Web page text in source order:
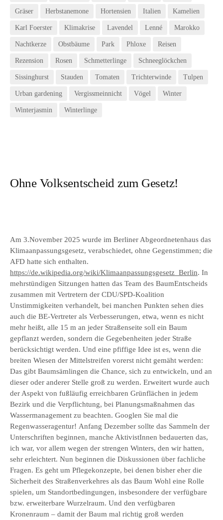
Gräser Herbstanemone Hortensien Italien Kamelien
Karl Foerster Klimakrise Lavendel Lenné Marokko
Nachtkerze Obstbäume Park Phloxe Reisen
Rezension Rosen Schmetterlinge Schneeglöckchen
Sissinghurst Stauden Tomaten Trichterwinde Tulpen
Urban gardening Vergissmeinnicht Vögel Winter
Winterjasmin Winterlinge
Ohne Volksentscheid zum Gesetz!
Am 3.November 2025 wurde im Berliner Abgeordnetenhaus das
Klimaanpassungsgesetz, verabschiedet, ohne Gegenstimmen; die
AFD hatte sich enthalten.
https://de.wikipedia.org/wiki/Klimaanpassungsgesetz_Berlin. In
mehrstündigen Sitzungen hatten das Team des BaumEntscheids
zusammen mit Vertretern der CDU/SPD-Koalition
Unstimmigkeiten verhandelt, bei manchen Punkten sehen dies
auch die BE-Vertreter als Verbesserungen, etwa, wenn es nicht
mehr heißt, alle 15 m an jeder Straßenseite soll ein Baum
gepflanzt werden, sondern die Gegebenheiten jeder Straße
berücksichtigt werden. Und eine pfiffige Idee ist es, wenn die
breiten Wiesen der Mittelstreifen vorerst nicht gemäht werden:
Das gibt Baumsämlingen die Chance, sich zu entwickeln, und an
dieser oder anderer Stelle groß zu werden. Erweitert wurde auch
der Aspekt von fußläufig erreichbaren Grünflächen in jedem
Bezirk und die Verpflichtung, bei Planungsmaßnahmen das
Wassermanagement zu beachten. Googlen Sie mal die
Regenwasseragentur! Anfang Dezember sollte das Sammeln der
Unterschriften beginnen, manche AktivistInnen bedauerten das,
ich war, vor allem wegen der strengen Winters, den wir hatten,
sehr erleichtert. Nun beginnen die Diskussionen über fachliche
Fragen. Es geht um Pflegekonzepte, bei denen bisher eher die
Sicherheit des Straßenverkehres als das Baum Wohl eine Rolle
spielen, um Standortbedingungen, insbesondere der verfügbare
bzw. erweiterbare Wurzelraum. Und den verfügbaren
Kronenraum – damit der Baum mal richtig groß werden